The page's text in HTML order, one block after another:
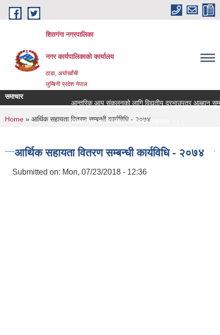
Skip to main content
शितगंगा नगरपालिका
नगर कार्यपालिकाकाे कार्यालय
ठाडा, अर्घाखाँची
लुम्बिनी प्रदेश नेपाल
समाचार
आन्तरिक आय संकलनको लागि विद्युतीय दरभाउपत्र आब्हान
रिक्त पदमा स्थायी शिक्षक सरुवा सम्बन्धमा ।।।
You are here
Home » आर्थिक सहायता वितरण सम्बन्धी कार्यविधि - २०७४
आर्थिक सहायता वितरण सम्बन्धी कार्यविधि - २०७४
Submitted on: Mon, 07/23/2018 - 12:36